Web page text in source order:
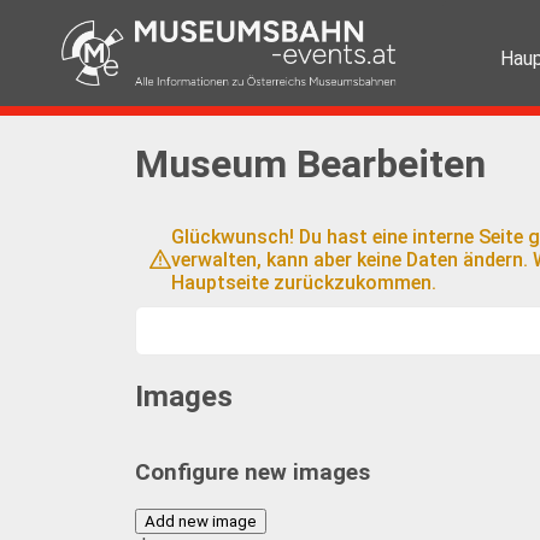
Museum Bearbeiten
Glückwunsch! Du hast eine interne Seite
verwalten, kann aber keine Daten
Hauptseite zurückzukommen.
Images
Configure new images
Add new image